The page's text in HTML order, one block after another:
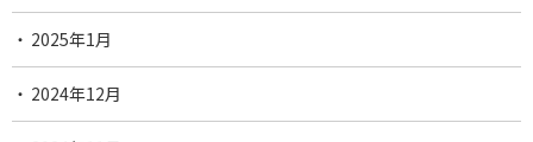
2025年1月
2024年12月